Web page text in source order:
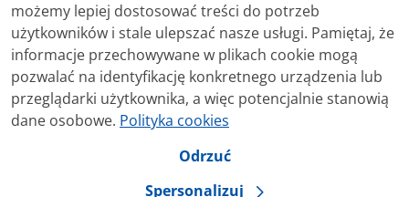
Treści zamieszczone w serwisie udostępniamy
bezpłatnie. Korzystanie z treści opublikowanych w
serwisie podatki.gov.pl, niezależnie od celu i sposobu
korzystania, nie wymaga zgody Ministerstwa Finansów.
Treści znaczone w serwisie jako treści będące
przedmiotem praw autorskich, o ile nie jest to
stwierdzone inaczej, są udostępniane na licencji
możemy lepiej dostosować treści do potrzeb
użytkowników i stale ulepszać nasze usługi. Pamiętaj, że
informacje przechowywane w plikach cookie mogą
pozwalać na identyfikację konkretnego urządzenia lub
przeglądarki użytkownika, a więc potencjalnie stanowią
dane osobowe. Polityka cookies
Odrzuć
Spersonalizuj